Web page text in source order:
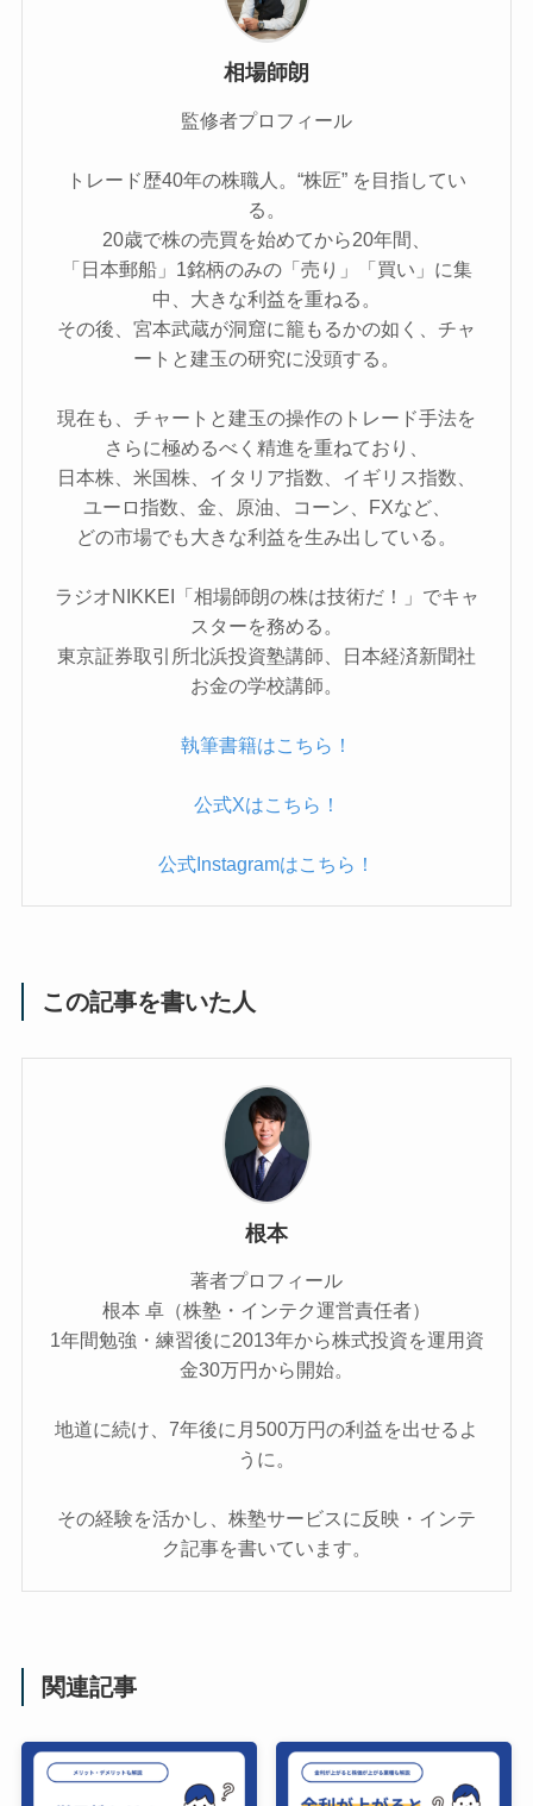
相場師朗
監修者プロフィール
トレード歴40年の株職人。“株匠” を目指してい
る。
20歳で株の売買を始めてから20年間、
「日本郵船」1銘柄のみの「売り」「買い」に集
中、大きな利益を重ねる。
その後、宮本武蔵が洞窟に籠もるかの如く、チャ
ートと建玉の研究に没頭する。
現在も、チャートと建玉の操作のトレード手法を
さらに極めるべく精進を重ねており、
日本株、米国株、イタリア指数、イギリス指数、
ユーロ指数、金、原油、コーン、FXなど、
どの市場でも大きな利益を生み出している。
ラジオNIKKEI「相場師朗の株は技術だ！」でキャ
スターを務める。
東京証券取引所北浜投資塾講師、日本経済新聞社
お金の学校講師。
執筆書籍はこちら！
公式Xはこちら！
公式Instagramはこちら！
この記事を書いた人
根本
著者プロフィール
根本 卓（株塾・インテク運営責任者）
1年間勉強・練習後に2013年から株式投資を運用資
金30万円から開始。
地道に続け、7年後に月500万円の利益を出せるよ
うに。
その経験を活かし、株塾サービスに反映・インテ
ク記事を書いています。
関連記事